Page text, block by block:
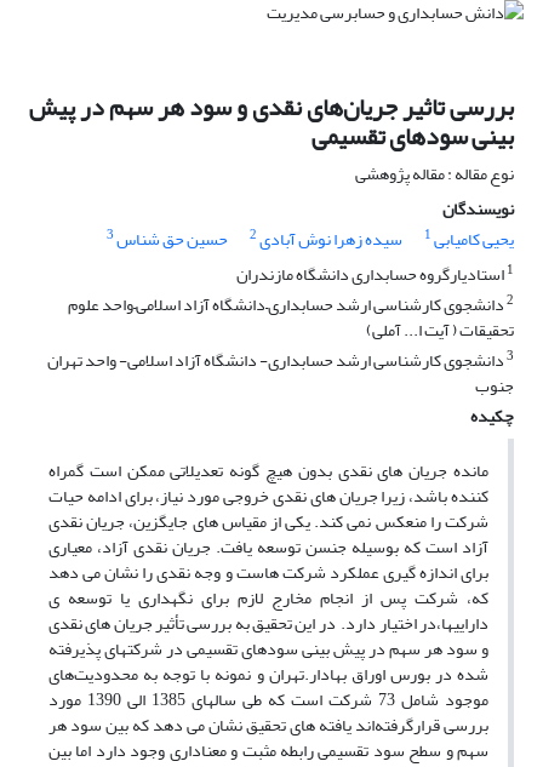
بررسی تاثیر جریان‌های نقدی و سود هر سهم در پیش
بینی سودهای تقسیمی
نوع مقاله : مقاله پژوهشی
نویسندگان
یحیی کامیابی1 سیده زهرا نوش آبادی2 حسین حق شناس3
1استادیارگروه حسابداری دانشگاه مازندران
2دانشجوی کارشناسی ارشد حسابداری–دانشگاه آزاد اسلامی–واحد علوم
تحقیقات ( آیت ا... آملی)
3دانشجوی کارشناسی ارشد حسابداری- دانشگاه آزاد اسلامی- واحد تهران
جنوب
چکیده
مانده جریان های نقدی بدون هیچ گونه تعدیلاتی ممکن است گمراه
کننده باشد، زیرا جریان های نقدی خروجی مورد نیاز، برای ادامه حیات
شرکت را منعکس نمی کند. یکی از مقیاس های جایگزین، جریان نقدی
آزاد است که بوسیله جنسن توسعه یافت. جریان نقدی آزاد، معیاری
برای اندازه گیری عملکرد شرکت هاست و وجه نقدی را نشان می دهد
که، شرکت پس از انجام مخارج لازم برای نگهداری یا توسعه ی
داراییها،در اختیار دارد. در این تحقیق به بررسی تأثیر جریان های نقدی
و سود هر سهم در پیش بینی سودهای تقسیمی در شرکتهای پذیرفته
شده در بورس اوراق بهادار.تهران و نمونه با توجه به محدودیت‌های
موجود شامل 73 شرکت است که طی سالهای 1385 الی 1390 مورد
بررسی قرارگرفته‌اند یافته های تحقیق نشان می دهد که بین سود هر
سهم و سطح سود تقسیمی رابطه مثبت و معناداری وجود دارد اما بین